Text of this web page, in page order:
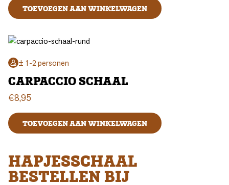
TOEVOEGEN AAN WINKELWAGEN
± 1-2 personen
CARPACCIO SCHAAL
€8,95
TOEVOEGEN AAN WINKELWAGEN
HAPJESSCHAAL
BESTELLEN BIJ